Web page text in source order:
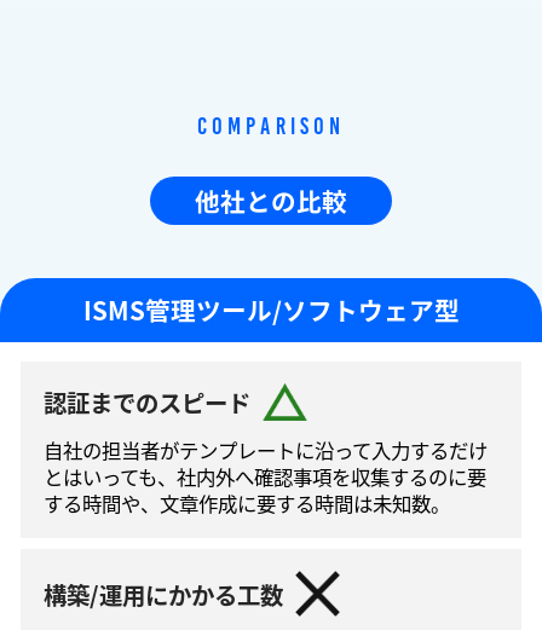
Comparison
他社との比較
ISMS管理ツール/ソフトウェア型
認証までのスピード
自社の担当者がテンプレートに沿って⼊⼒するだけ
とはいっても、社内外へ確認事項を収集するのに要
する時間や、文章作成に要する時間は未知数。
構築/運用にかかる工数